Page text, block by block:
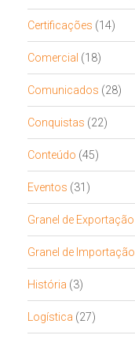
Certificações (14)
Comercial (18)
Comunicados (28)
Conquistas (22)
Conteúdo (45)
Eventos (31)
Granel de Exportação
Granel de Importação
História (3)
Logística (27)